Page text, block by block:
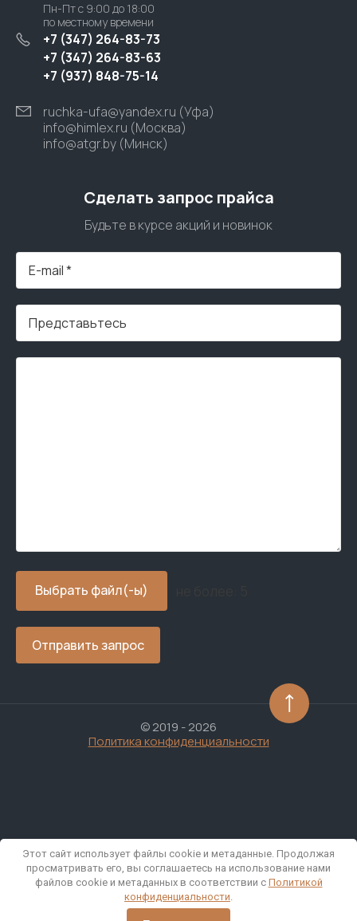
Этот сайт использует файлы cookie и метаданные. Продолжая
просматривать его, вы соглашаетесь на использование нами
файлов cookie и метаданных в соответствии с Политикой
конфиденциальности.
Пн-Пт с 9:00 до 18:00
по местному времени
+7 (347) 264-83-73
+7 (347) 264-83-63
+7 (937) 848-75-14
ruchka-ufa@yandex.ru (Уфа)
info@himlex.ru (Москва)
info@atgr.by (Минск)
Сделать запрос прайса
Будьте в курсе акций и новинок
Отправить запрос
© 2019 - 2026
Политика конфиденциальности
Создание сайтаМегагрупп